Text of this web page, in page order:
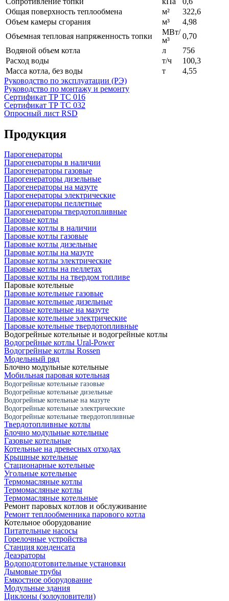
Общая поверхность теплообмена
м²
322,6
Объем камеры сгорания
м³
4,98
Объемная тепловая напряженность топки
МВт/
м³
0,70
Водяной объем котла
л
756
Расход воды
т/ч
100,3
Масса котла, без воды
т
4,55
Руководство по эксплуатации (РЭ)
Руководство по монтажу и ремонту
Сертификат ТР ТС 016
Сертификат ТР ТС 032
Опросный лист RSD
Продукция
Парогенераторы
Парогенераторы в наличии
Парогенераторы газовые
Парогенераторы дизельные
Парогенераторы на мазуте
Парогенераторы электрические
Парогенераторы пеллетные
Парогенераторы твердотопливные
Паровые котлы
Паровые котлы в наличии
Паровые котлы газовые
Паровые котлы дизельные
Паровые котлы на мазуте
Паровые котлы электрические
Паровые котлы на пеллетах
Паровые котлы на твердом топливе
Паровые котельные
Паровые котельные газовые
Паровые котельные дизельные
Паровые котельные на мазуте
Паровые котельные электрические
Паровые котельные твердотопливные
Водогрейные котельные и водогрейные котлы
Водогрейные котлы Ural-Power
Водогрейные котлы Rossen
Модельный ряд
Блочно модульные котельные
Мобильная паровая котельная
Водогрейные котельные газовые
Водогрейные котельные дизельные
Водогрейные котельные на мазуте
Водогрейные котельные электрические
Водогрейные котельные твердотопливные
Твердотопливные котлы
Блочно модульные котельные
Газовые котельные
Котельные на древесных отходах
Крышные котельные
Стационарные котельные
Угольные котельные
Термомасляные котлы
Термомасляные котлы
Термомасляные котельные
Ремонт паровых котлов и обслуживание
Ремонт теплообменника парового котла
Котельное оборудование
Питательные насосы
Горелочные устройства
Станция конденсата
Деаэраторы
Водоподготовительные установки
Дымовые трубы
Емкостное оборудование
Mодульные здания
Циклоны (золоуловители)